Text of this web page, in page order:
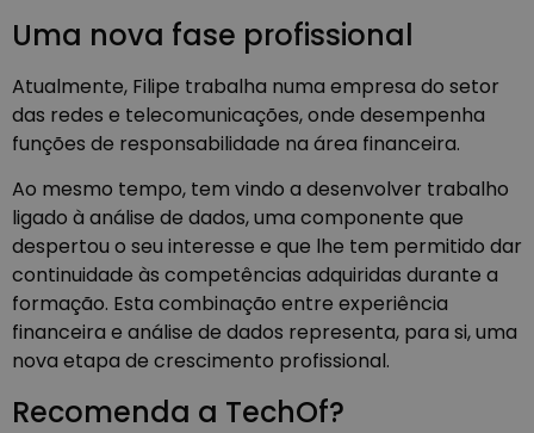
Uma nova fase profissional
Atualmente, Filipe trabalha numa empresa do setor
das redes e telecomunicações, onde desempenha
funções de responsabilidade na área financeira.
Ao mesmo tempo, tem vindo a desenvolver trabalho
ligado à análise de dados, uma componente que
despertou o seu interesse e que lhe tem permitido dar
continuidade às competências adquiridas durante a
formação. Esta combinação entre experiência
financeira e análise de dados representa, para si, uma
nova etapa de crescimento profissional.
Recomenda a TechOf?